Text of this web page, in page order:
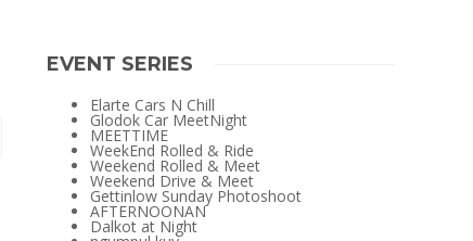
EVENT SERIES
Elarte Cars N Chill
Glodok Car MeetNight
MEETTIME
WeekEnd Rolled & Ride
Weekend Rolled & Meet
Weekend Drive & Meet
Gettinlow Sunday Photoshoot
AFTERNOONAN
Dalkot at Night